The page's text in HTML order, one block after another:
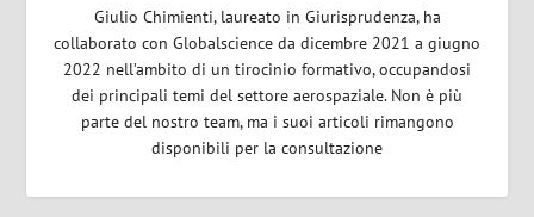
Giulio Chimienti, laureato in Giurisprudenza, ha
collaborato con Globalscience da dicembre 2021 a giugno
2022 nell’ambito di un tirocinio formativo, occupandosi
dei principali temi del settore aerospaziale. Non è più
parte del nostro team, ma i suoi articoli rimangono
disponibili per la consultazione